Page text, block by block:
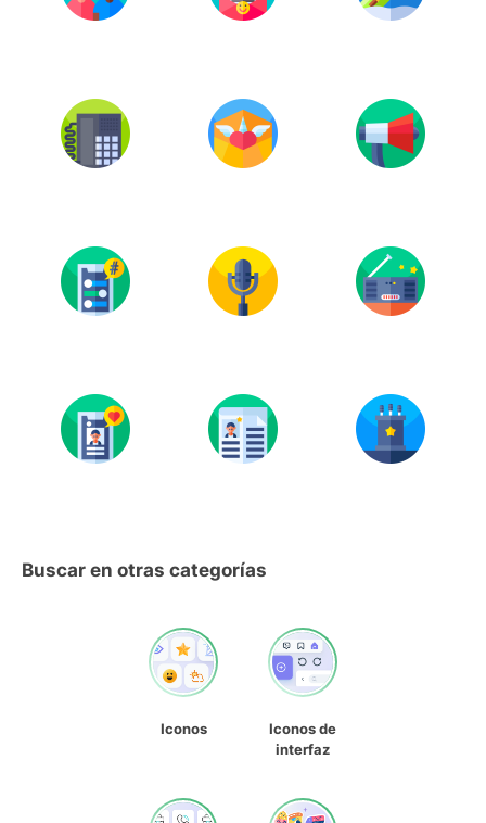
Buscar en otras categorías
Iconos
Iconos de
interfaz